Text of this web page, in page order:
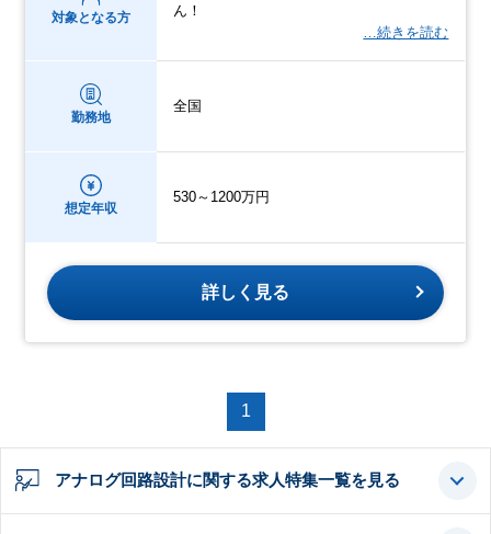
対象となる方
ん！
…続きを読む
勤務地
全国
想定年収
530～1200万円
詳しく見る
1
アナログ回路設計に関する求人特集一覧を見る